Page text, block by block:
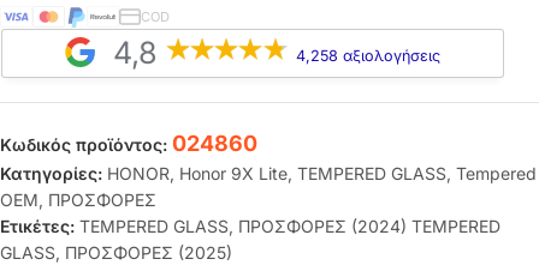
COD
4,8 4,258 αξιολογήσεις
Κωδικός προϊόντος: 024860
Κατηγορίες: HONOR, Honor 9X Lite, TEMPERED GLASS, Tempered
OEM, ΠΡΟΣΦΟΡΕΣ
Ετικέτες: TEMPERED GLASS, ΠΡΟΣΦΟΡΕΣ (2024) TEMPERED
GLASS, ΠΡΟΣΦΟΡΕΣ (2025)